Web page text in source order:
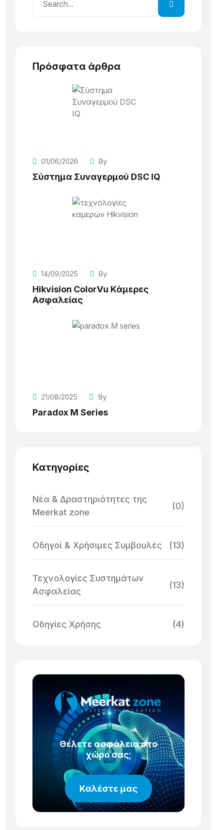
Πρόσφατα άρθρα
01/06/2026 By
Σύστημα Συναγερμού DSC IQ
14/09/2025 By
Hikvision ColorVu Κάμερες
Ασφαλείας
21/08/2025 By
Paradox M Series
Κατηγορίες
Νέα & Δραστηριότητες της
Meerkat zone
(0)
Οδηγοί & Χρήσιμες Συμβουλές (13)
Τεχνολογίες Συστημάτων
Ασφαλείας
(13)
Οδηγίες Χρήσης (4)
Θέλετε ασφάλεια στο
χώρο σας;
Καλέστε μας